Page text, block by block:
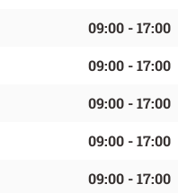
09:00 - 17:00
09:00 - 17:00
09:00 - 17:00
09:00 - 17:00
09:00 - 17:00